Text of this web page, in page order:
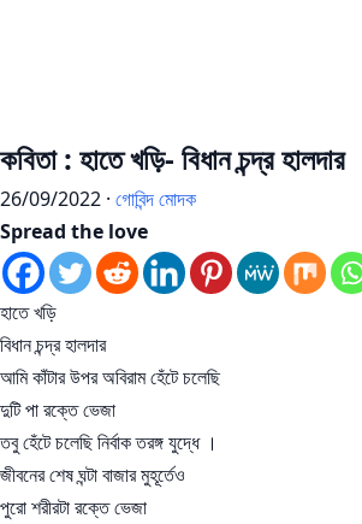
কবিতা : হাতে খড়ি- বিধান চন্দ্র হালদার
26/09/2022 · গোবিন্দ মোদক
Spread the love
হাতে খড়ি
বিধান চন্দ্র হালদার
আমি কাঁটার উপর অবিরাম হেঁটে চলেছি
দুটি পা রক্তে ভেজা
তবু হেঁটে চলেছি নির্বাক তরঙ্গ যুদ্ধে ।
জীবনের শেষ ঘন্টা বাজার মুহূর্তেও
পুরো শরীরটা রক্তে ভেজা